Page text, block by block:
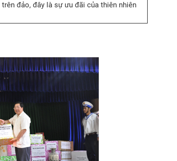
đảo, đây là sự ưu đãi của thiên nhiên